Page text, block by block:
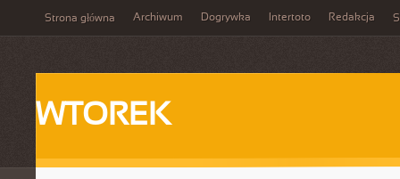
Strona główna Archiwum Dogrywka Intertoto Redakcja
WTOREK